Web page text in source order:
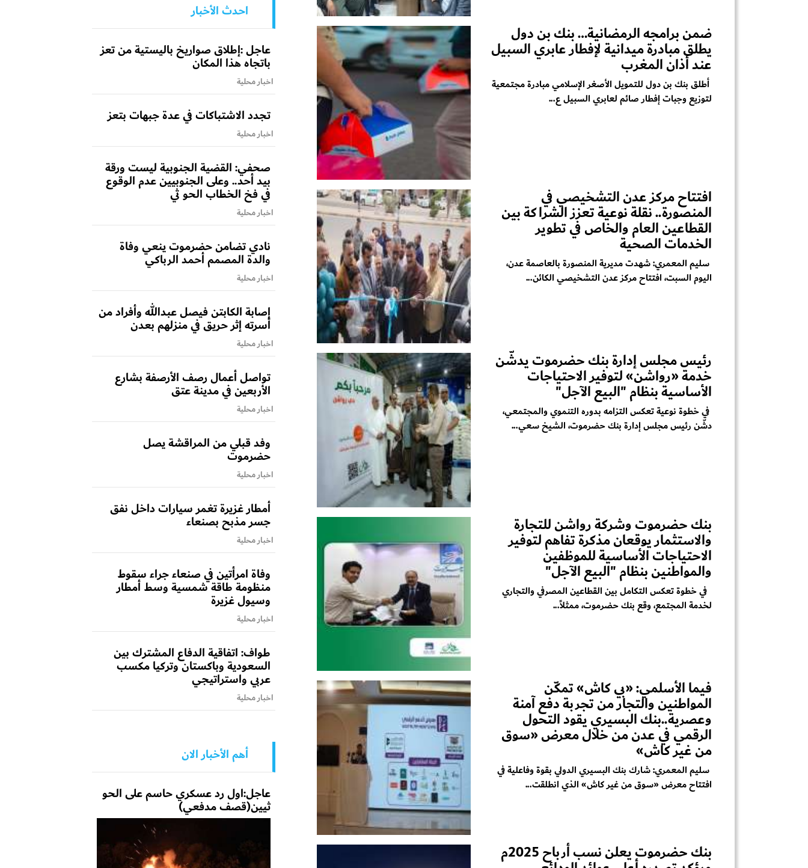
ضمن برامجه الرمضانية… بنك بن دول
يطلق مبادرة ميدانية لإفطار عابري السبيل
عند أذان المغرب
أطلق بنك بن دول للتمويل الأصغر الإسلامي مبادرة مجتمعية
لتوزيع وجبات إفطار صائم لعابري السبيل ع...
افتتاح مركز عدن التشخيصي في
المنصورة.. نقلة نوعية تعزز الشراكة بين
القطاعين العام والخاص في تطوير
الخدمات الصحية
سليم المعمري: شهدت مديرية المنصورة بالعاصمة عدن،
اليوم السبت، افتتاح مركز عدن التشخيصي الكائن...
رئيس مجلس إدارة بنك حضرموت يدشّن
خدمة «رواشن» لتوفير الاحتياجات
الأساسية بنظام "البيع الآجل"
في خطوة نوعية تعكس التزامه بدوره التنموي والمجتمعي،
دشّن رئيس مجلس إدارة بنك حضرموت، الشيخ سعي...
بنك حضرموت وشركة رواشن للتجارة
والاستثمار يوقعان مذكرة تفاهم لتوفير
الاحتياجات الأساسية للموظفين
والمواطنين بنظام "البيع الآجل"
في خطوة تعكس التكامل بين القطاعين المصرفي والتجاري
لخدمة المجتمع، وقع بنك حضرموت، ممثلاً...
فيما الأسلمي: «بي كاش» تمكّن
المواطنين والتجار من تجربة دفع آمنة
وعصرية..بنك البسيري يقود التحول
الرقمي في عدن من خلال معرض «سوق
من غير كاش»
سليم المعمري: شارك بنك البسيري الدولي بقوة وفاعلية في
افتتاح معرض «سوق من غير كاش» الذي انطلقت...
بنك حضرموت يعلن نسب أرباح 2025م
احدث الأخبار
عاجل :إطلاق صواريخ باليستية من تعز
باتجاه هذا المكان
اخبار محلية
تجدد الاشتباكات في عدة جبهات بتعز
اخبار محلية
صحفي: القضية الجنوبية ليست ورقة
بيد أحد.. وعلى الجنوبيين عدم الوقوع
في فخ الخطاب الحو ثي
اخبار محلية
نادي تضامن حضرموت ينعي وفاة
والدة المصمم أحمد الرباكي
اخبار محلية
إصابة الكابتن فيصل عبدالله وأفراد من
أسرته إثر حريق في منزلهم بعدن
اخبار محلية
تواصل أعمال رصف الأرصفة بشارع
الأربعين في مدينة عتق
اخبار محلية
وفد قبلي من المراقشة يصل
حضرموت
اخبار محلية
أمطار غزيرة تغمر سيارات داخل نفق
جسر مذبح بصنعاء
اخبار محلية
وفاة امرأتين في صنعاء جراء سقوط
منظومة طاقة شمسية وسط أمطار
وسيول غزيرة
اخبار محلية
طواف: اتفاقية الدفاع المشترك بين
السعودية وباكستان وتركيا مكسب
عربي واستراتيجي
اخبار محلية
أهم الأخبار الان
عاجل:اول رد عسكري حاسم على الحو
ثيين(قصف مدفعي)